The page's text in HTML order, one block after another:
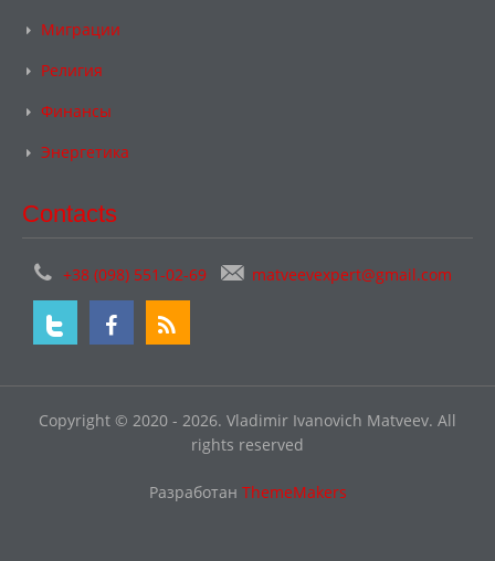
Миграции
Религия
Финансы
Энергетика
Contacts
+38 (098) 551-02-69 matveevexpert@gmail.com
Copyright © 2020 - 2026. Vladimir Ivanovich Matveev. All
rights reserved
Разработан ThemeMakers